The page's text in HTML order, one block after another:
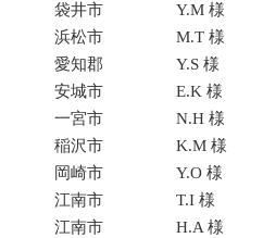
袋井市
Y.M 様
浜松市
M.T 様
愛知郡
Y.S 様
安城市
E.K 様
一宮市
N.H 様
稲沢市
K.M 様
岡崎市
Y.O 様
江南市
T.I 様
江南市
H.A 様